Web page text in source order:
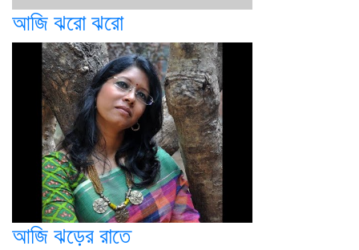
আজি ঝরো ঝরো
আজি ঝড়ের রাতে